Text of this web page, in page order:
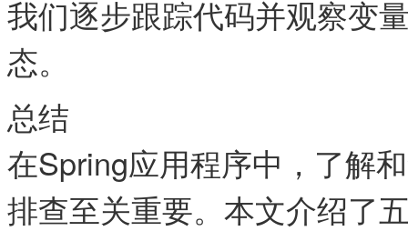
我们逐步跟踪代码并观察变
态。
总结
在Spring应用程序中，了解
排查至关重要。本文介绍了